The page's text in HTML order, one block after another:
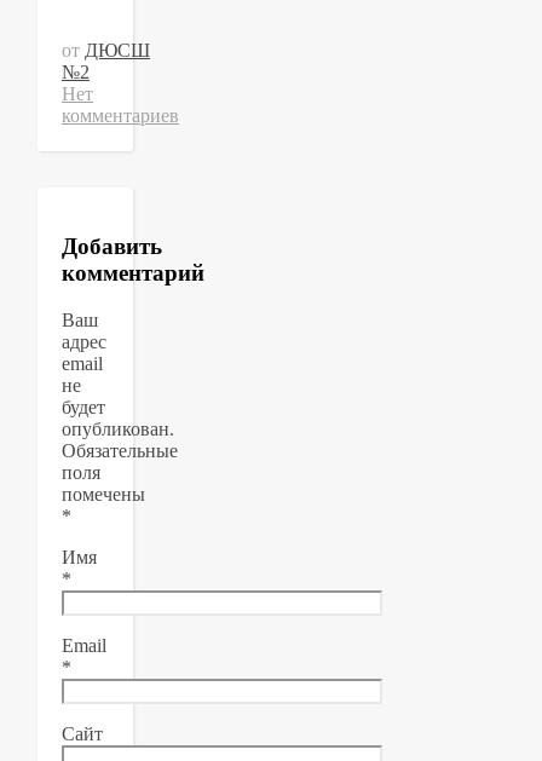
от ДЮСШ
№2
Нет
комментариев
Добавить
комментарий
Ваш
адрес
email
не
будет
опубликован.
Обязательные
поля
помечены
*
Имя
*
Email
*
Сайт